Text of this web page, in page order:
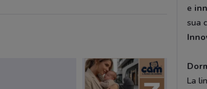
e
sua
La